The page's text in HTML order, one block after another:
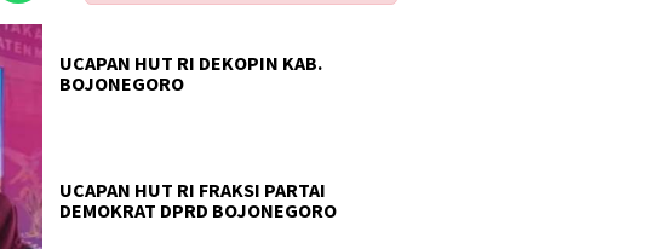
UCAPAN HUT RI DEKOPIN KAB.
BOJONEGORO
UCAPAN HUT RI FRAKSI PARTAI
DEMOKRAT DPRD BOJONEGORO